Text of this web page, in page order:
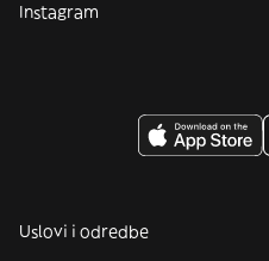
Instagram
Uslovi i odredbe